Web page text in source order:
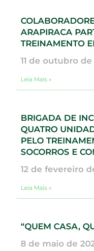
ARAPIRACA
TREINAMENTO
11 de outubro de
Leia Mais »
BRIGADA DE
QUATRO
PELO
SOCORROS E
12 de fevereiro
Leia Mais »
“QUEM CASA,
8 de maio de